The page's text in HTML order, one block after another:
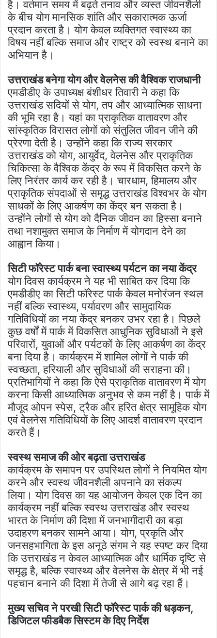
है। वर्तमान समय में बढ़ते तनाव और व्यस्त जीवनशैली
के बीच योग मानसिक शांति और सकारात्मक ऊर्जा
प्रदान करता है। योग केवल व्यक्तिगत स्वास्थ्य का
विषय नहीं बल्कि समाज और राष्ट्र को स्वस्थ बनाने का
अभियान है।
उत्तराखंड बनेगा योग और वेलनेस की वैश्विक राजधानी
एमडीडीए के उपाध्यक्ष बंशीधर तिवारी ने कहा कि
उत्तराखंड सदियों से योग, तप और आध्यात्मिक साधना
की भूमि रहा है। यहां का प्राकृतिक वातावरण और
सांस्कृतिक विरासत लोगों को संतुलित जीवन जीने की
प्रेरणा देती है। उन्होंने कहा कि राज्य सरकार
उत्तराखंड को योग, आयुर्वेद, वेलनेस और प्राकृतिक
चिकित्सा के वैश्विक केंद्र के रूप में विकसित करने के
लिए निरंतर कार्य कर रही है। चारधाम, हिमालय और
प्राकृतिक संपदाओं से समृद्ध उत्तराखंड विश्वभर के योग
साधकों के लिए आकर्षण का केंद्र बन सकता है।
उन्होंने लोगों से योग को दैनिक जीवन का हिस्सा बनाने
तथा नशामुक्त समाज के निर्माण में योगदान देने का
आह्वान किया।
सिटी फॉरेस्ट पार्क बना स्वास्थ्य पर्यटन का नया केंद्र
योग दिवस कार्यक्रम ने यह भी साबित कर दिया कि
एमडीडीए का सिटी फॉरेस्ट पार्क केवल मनोरंजन स्थल
नहीं बल्कि स्वास्थ्य, पर्यावरण और सामुदायिक
गतिविधियों का नया केंद्र बनकर उभर रहा है। पिछले
कुछ वर्षों में पार्क में विकसित आधुनिक सुविधाओं ने इसे
परिवारों, युवाओं और पर्यटकों के लिए आकर्षण का केंद्र
बना दिया है। कार्यक्रम में शामिल लोगों ने पार्क की
स्वच्छता, हरियाली और सुविधाओं की सराहना की।
प्रतिभागियों ने कहा कि ऐसे प्राकृतिक वातावरण में योग
करना किसी आध्यात्मिक अनुभव से कम नहीं है। पार्क में
मौजूद ओपन स्पेस, ट्रैक और हरित क्षेत्र सामूहिक योग
एवं वेलनेस गतिविधियों के लिए आदर्श वातावरण प्रदान
करते हैं।
स्वस्थ समाज की ओर बढ़ता उत्तराखंड
कार्यक्रम के समापन पर उपस्थित लोगों ने नियमित योग
करने और स्वस्थ जीवनशैली अपनाने का संकल्प
लिया। योग दिवस का यह आयोजन केवल एक दिन का
कार्यक्रम नहीं बल्कि स्वस्थ उत्तराखंड और स्वस्थ
भारत के निर्माण की दिशा में जनभागीदारी का बड़ा
उदाहरण बनकर सामने आया। योग, प्रकृति और
जनसहभागिता के इस अनूठे संगम ने यह स्पष्ट कर दिया
कि उत्तराखंड न केवल आध्यात्मिक और धार्मिक दृष्टि से
समृद्ध है, बल्कि स्वास्थ्य और वेलनेस के क्षेत्र में भी नई
पहचान बनाने की दिशा में तेजी से आगे बढ़ रहा हैं।
मुख्य सचिव ने परखी सिटी फॉरेस्ट पार्क की धड़कन,
डिजिटल फीडबैक सिस्टम के दिए निर्देश